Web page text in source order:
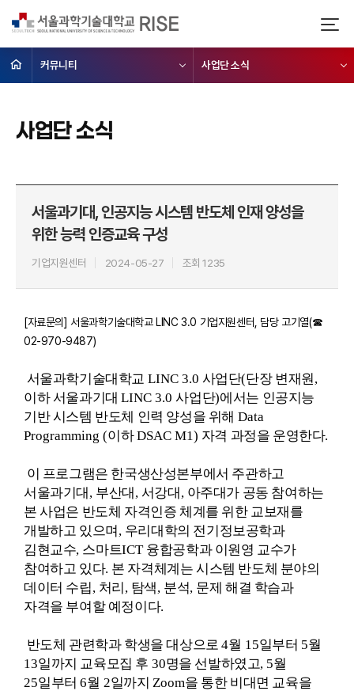
커뮤니티 사업단 소식
사업단 소식
서울과기대, 인공지능 시스템 반도체 인재 양성을
위한 능력 인증교육 구성
기업지원센터 2024-05-27 조회 1235
[자료문의] 서울과학기술대학교 LINC 3.0 기업지원센터, 담당 고기열(☎
02-970-9487)
서울과학기술대학교 LINC 3.0 사업단(단장 변재원,
이하 서울과기대LINC 3.0사업단)에서는 인공지능
기반 시스템 반도체 인력 양성을 위해 Data
Programming (이하DSAC M1) 자격 과정을 운영한다.
이 프로그램은 한국생산성본부에서 주관하고
서울과기대, 부산대, 서강대, 아주대가 공동 참여하는
본 사업은 반도체 자격인증 체계를 위한 교보재를
개발하고 있으며 , 우리대학의 전기정보공학과
김현교수, 스마트ICT 융합공학과 이원영 교수가
참여하고 있다. 본 자격체계는 시스템 반도체 분야의
데이터 수립, 처리 , 탐색, 분석, 문제 해결 학습과
자격을 부여할 예정이다.
반도체 관련학과 학생을 대상으로4월 15일부터 5월
13일까지 교육모집 후 30명을 선발하였고, 5월
25일부터6월 2일까지Zoom을 통한 비대면 교육을